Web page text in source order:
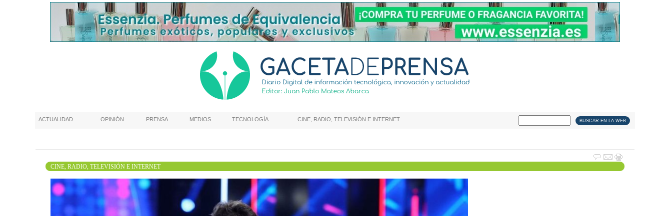
ACTUALIDAD OPINIÓN PRENSA MEDIOS TECNOLOGÍA CINE, RADIO, TELEVISIÓN E INTERNET
CINE, RADIO, TELEVISIÓN E INTERNET